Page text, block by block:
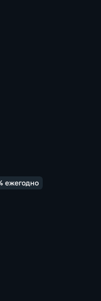
ежегодно